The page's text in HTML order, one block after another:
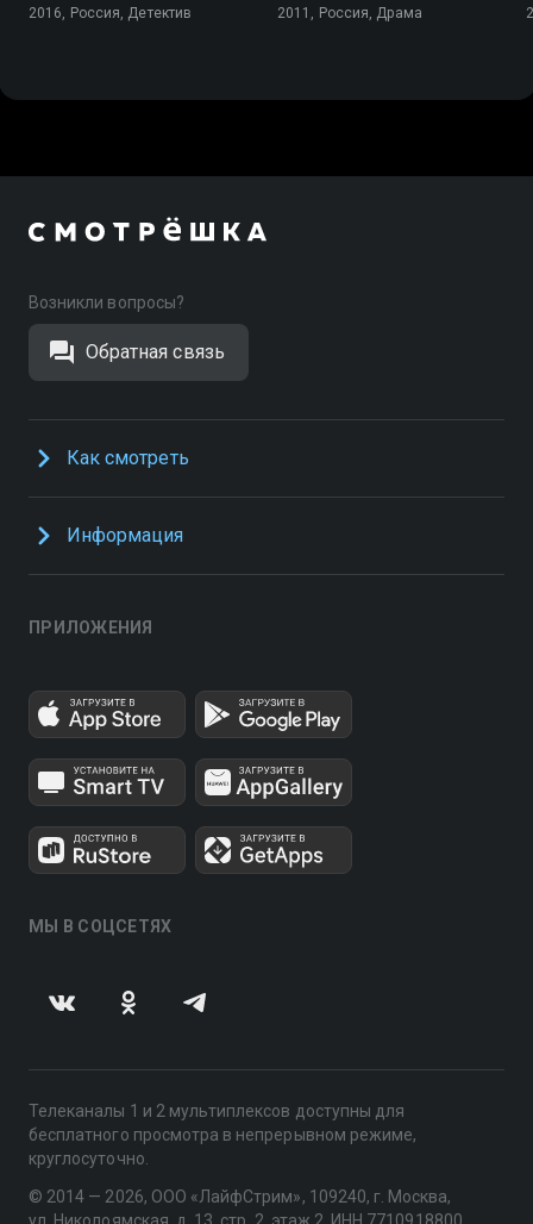
2016, Россия, Детектив 2011, Россия, Драма
Возникли вопросы?
Обратная связь
Как смотреть
Информация
ПРИЛОЖЕНИЯ
МЫ В СОЦСЕТЯХ
Телеканалы 1 и 2 мультиплексов доступны для
бесплатного просмотра в непрерывном режиме,
круглосуточно.
© 2014 — 2026, ООО «ЛайфСтрим», 109240, г. Москва,